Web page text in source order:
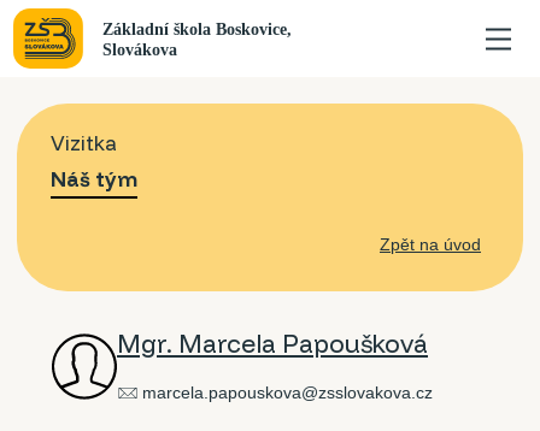
Vizitka
Náš tým
Zpět na úvod
Mgr. Marcela Papoušková
marcela.papouskova@zsslovakova.cz